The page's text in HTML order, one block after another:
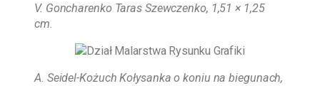
V. Goncharenko Taras Szewczenko, 1,51 × 1,25
cm.
A. Seidel-Kożuch Kołysanka o koniu na biegunach,